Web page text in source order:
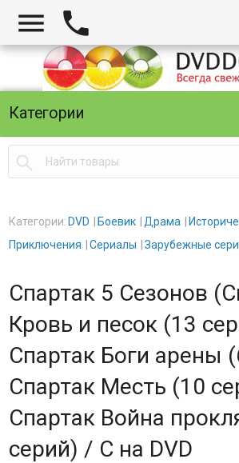
 
Категории

Категории: DVD Боевик Драма
Приключения
Сериалы Зарубежные
Спартак 5 Сезонов
Кровь и песок (13
Спартак Боги арены
Спартак Месть (10
Спартак Война
серий) / С на DVD